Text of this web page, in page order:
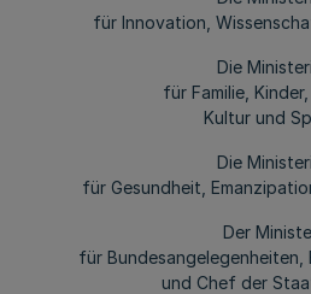
für Innovation,
Die
für Familie,
Kultur und
Die
für Gesundheit,
Der
für Bundesangelegenheiten,
und Chef der